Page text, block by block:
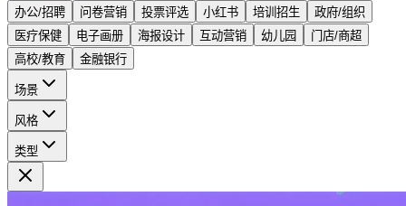
办公/招聘 问卷营销 投票评选 小红书 培训招生
政府/组织
医疗保健
电子画册 海报设计 互动营销 幼儿园
门店/商超
高校/教育
金融银行
场景
风格
类型